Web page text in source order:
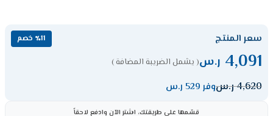
سعر المنتج ٪11 خصم
4,091 ر.س( يشمل الضريبة المضافة )
4,620ر.سوفر 529 ر.س
قسّمها على طريقتك، اشترِ الآن وادفع لاحقاً